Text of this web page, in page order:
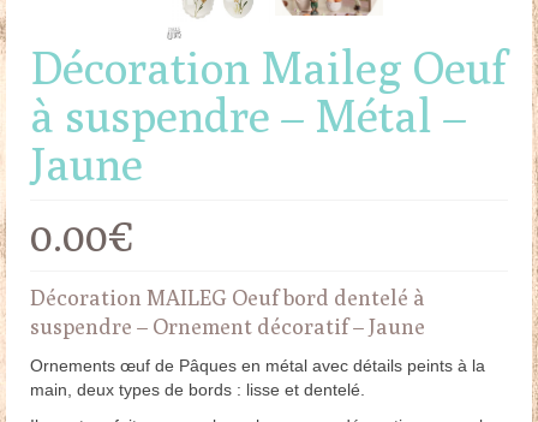
Décoration Maileg Oeuf
à suspendre – Métal –
Jaune
0.00€
Décoration MAILEG Oeuf bord dentelé à
suspendre – Ornement décoratif – Jaune
Ornements œuf de Pâques en métal avec détails peints à la
main, deux types de bords : lisse et dentelé.